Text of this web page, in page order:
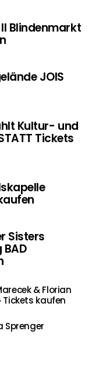
Blindenmarkt
JOIS
Kultur- und
Tickets
Sisters
& Florian
Tickets kaufen
Sprenger